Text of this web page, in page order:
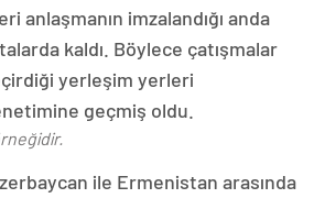
anlaşmanın imzalandığı anda
kaldı. Böylece çatışmalar
yerleşim yerleri
geçmiş oldu.
ile Ermenistan arasında